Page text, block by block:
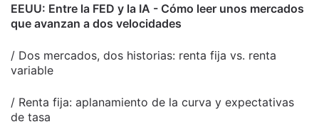
EEUU: Entre la FED y la IA - Cómo leer unos mercados
que avanzan a dos velocidades
/ Dos mercados, dos historias: renta fija vs. renta
variable
/ Renta fija: aplanamiento de la curva y expectativas
de tasa